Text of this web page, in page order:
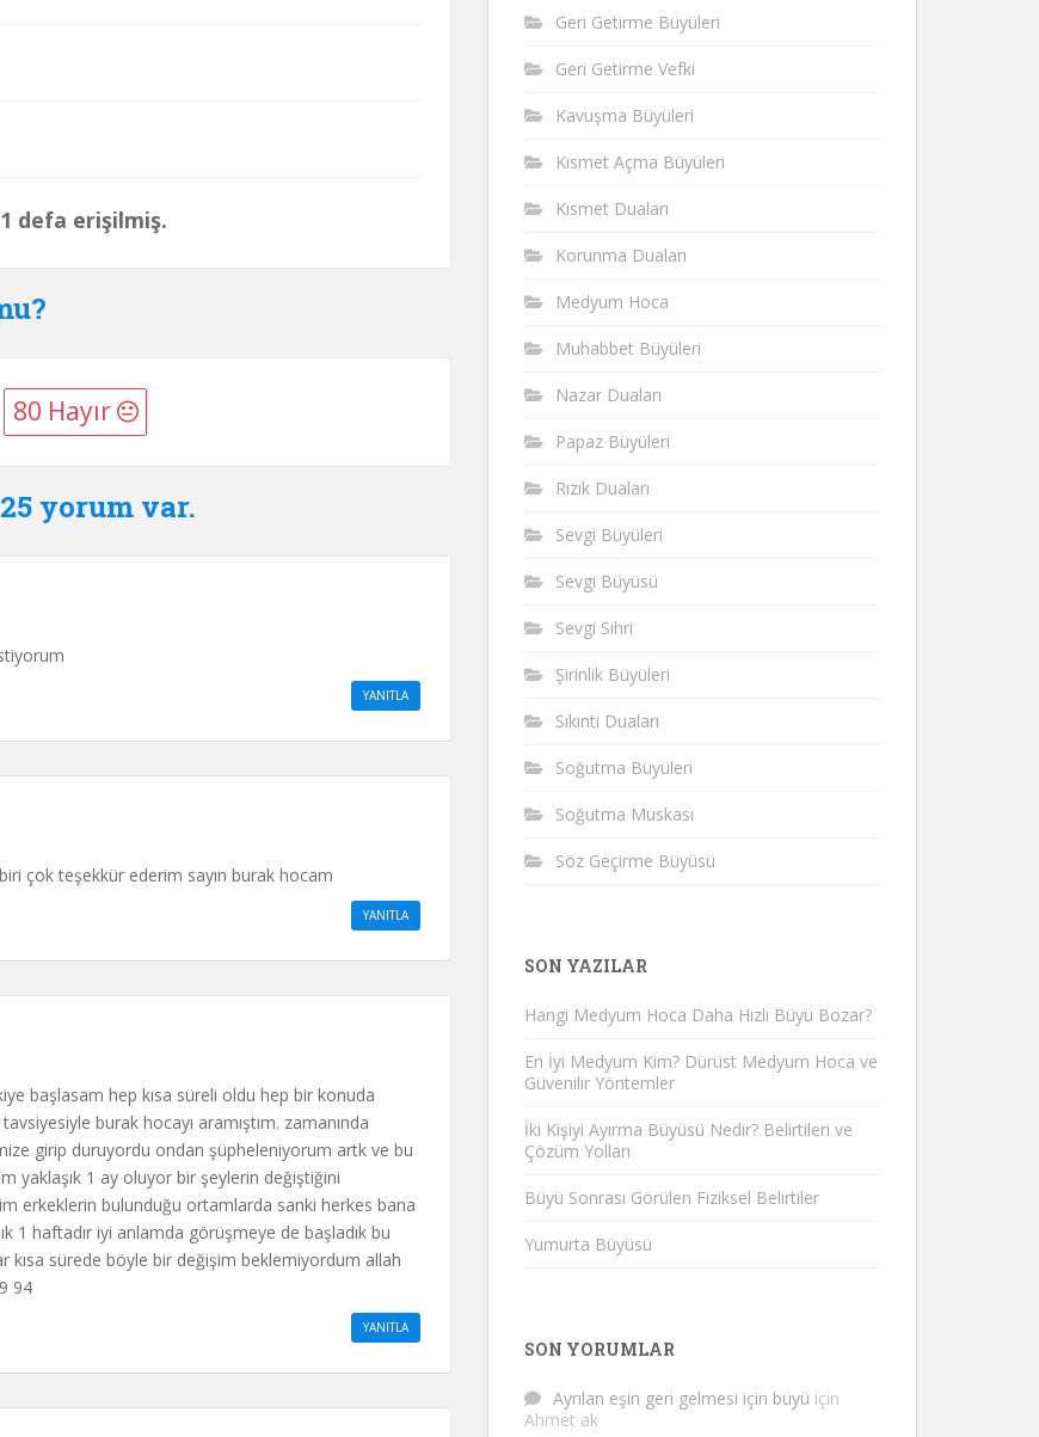
defa erişilmiş.
80 Hayır
yorum var.
YANITLA
çok teşekkür ederim sayın burak hocam
YANITLA
başlasam hep kısa süreli oldu hep bir konuda
burak hocayı aramıştım. zamanında
girip duruyordu ondan şüpheleniyorum artk ve bu
yaklaşık 1 ay oluyor bir şeylerin değiştiğini
erkeklerin bulunduğu ortamlarda sanki herkes bana
1 haftadır iyi anlamda görüşmeye de başladık bu
sürede böyle bir değişim beklemiyordum allah
94
YANITLA
Geri Getirme Büyüleri
Geri Getirme Vefki
Kavuşma Büyüleri
Kısmet Açma Büyüleri
Kısmet Duaları
Korunma Duaları
Medyum Hoca
Muhabbet Büyüleri
Nazar Duaları
Papaz Büyüleri
Rızık Duaları
Sevgi Büyüleri
Sevgi Büyüsü
Sevgi Sihri
Şirinlik Büyüleri
Sıkıntı Duaları
Soğutma Büyüleri
Soğutma Muskası
Söz Geçirme Büyüsü
SON YAZILAR
Hangi Medyum Hoca Daha Hızlı Büyü Bozar?
En İyi Medyum Kim? Dürüst Medyum Hoca ve
Güvenilir Yöntemler
İki Kişiyi Ayırma Büyüsü Nedir? Belirtileri ve
Çözüm Yolları
Büyü Sonrası Görülen Fiziksel Belirtiler
Yumurta Büyüsü
SON YORUMLAR
Ayrılan eşin geri gelmesi için büyü için
Ahmet ak